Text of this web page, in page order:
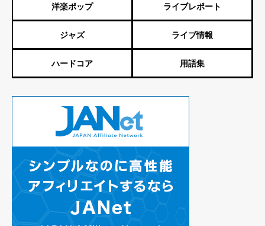
洋楽ポップ ライブレポート
ジャズ ライブ情報
ハードコア 用語集